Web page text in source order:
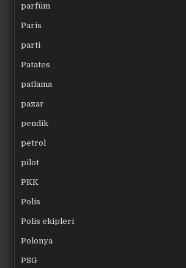
parfüm
Paris
parti
Patates
patlama
pazar
pendik
petrol
pilot
PKK
Polis
Polis ekipleri
Polonya
PSG